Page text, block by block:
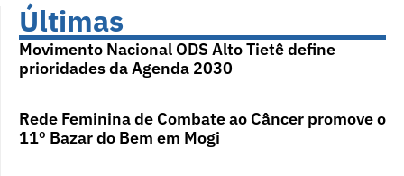
Últimas
Movimento Nacional ODS Alto Tietê define
prioridades da Agenda 2030
Rede Feminina de Combate ao Câncer promove o
11º Bazar do Bem em Mogi